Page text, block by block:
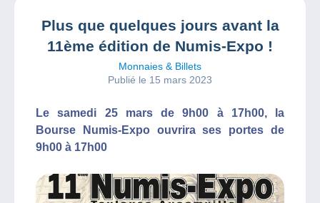
Plus que quelques jours avant la
11ème édition de Numis-Expo !
Monnaies & Billets
Publié le 15 mars 2023
Le samedi 25 mars de 9h00 à 17h00, la
Bourse Numis-Expo ouvrira ses portes de
9h00 à 17h00